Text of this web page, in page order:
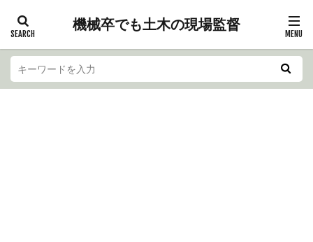
機械卒でも土木の現場監督